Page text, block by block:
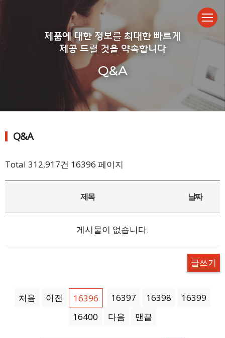
제품에 대한 정보를 최대한 빠르게
제공 드릴 것을 약속합니다
Q&A
Q&A
Total 312,917건 16396 페이지
제목 날짜
게시물이 없습니다.
글쓰기
처음 이전 16396 16397 16398
16399
16400
다음 맨끝